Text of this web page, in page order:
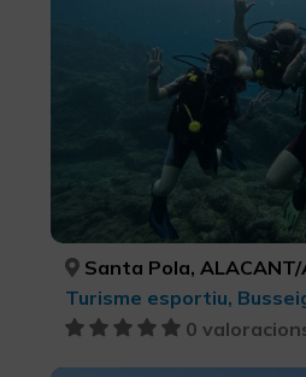
Santa Pola, ALACANT/
Turisme esportiu,
0